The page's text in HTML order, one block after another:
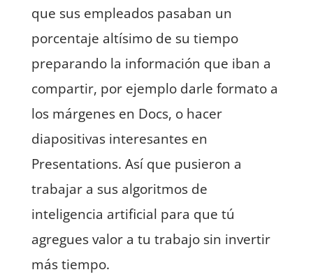
que sus empleados pasaban un
porcentaje altísimo de su tiempo
preparando la información que iban a
compartir, por ejemplo darle formato a
los márgenes en Docs, o hacer
diapositivas interesantes en
Presentations. Así que pusieron a
trabajar a sus algoritmos de
inteligencia artificial para que tú
agregues valor a tu trabajo sin invertir
más tiempo.